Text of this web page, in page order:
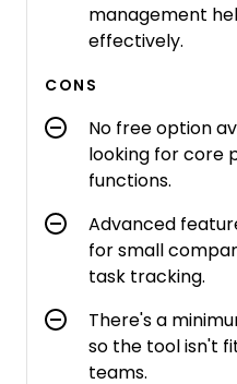
management
effectively.
CONS
No free option
looking for core
functions.
Advanced
for small
task tracking.
There's a
so the tool isn't
teams.